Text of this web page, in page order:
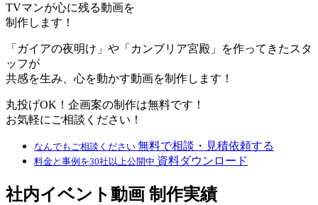
TVマンが心に残る動画を
制作します！
「ガイアの夜明け」や「カンブリア宮殿」を作ってきたスタ
ッフが
共感を生み、心を動かす動画を制作します！
丸投げOK！企画案の制作は無料です！
お気軽にご相談ください！
なんでもご相談ください 無料で相談・見積依頼する
料金と事例を30社以上公開中 資料ダウンロード
社内イベント動画 制作実績